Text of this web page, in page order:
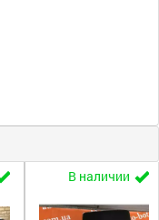
В наличии